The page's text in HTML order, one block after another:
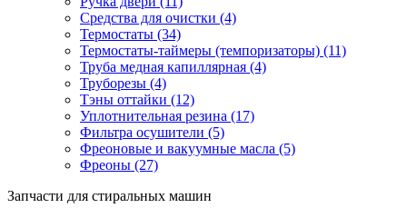
Средства для очистки (4)
Термостаты (34)
Термостаты-таймеры (темпоризаторы) (11)
Труба медная капиллярная (4)
Труборезы (4)
Тэны оттайки (12)
Уплотнительная резина (17)
Фильтра осушители (5)
Фреоновые и вакуумные масла (5)
Фреоны (27)
Запчасти для стиральных машин